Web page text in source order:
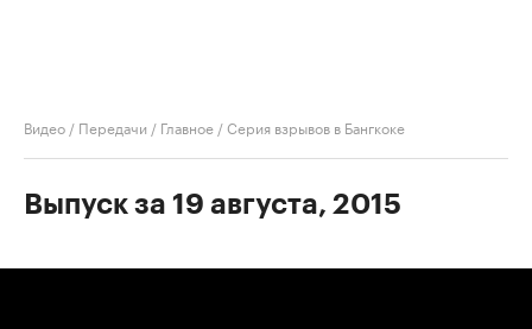
Видео / Передачи / Главное /Серия взрывов в Бангкоке
Выпуск за 19 августа, 2015